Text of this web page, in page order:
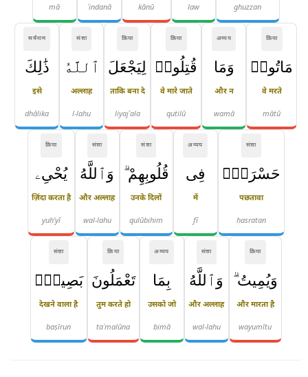
ghuzzan
law
kānū
ʿindanā
mā
क्रिया
مَاتُوا۟
वे मरते
mātū
अव्यय
وَمَا
और न
wamā
क्रिया
قُتِلُوا۟
वे मारे जाते
qutilū
क्रिया
لِيَجْعَلَ
ताकि बना दे
liyajʿala
संज्ञा
ٱللَّهُ
अल्लाह
l-lahu
सर्वनाम
ذَٰلِكَ
इसे
dhālika
संज्ञा
حَسْرَةًۭ
पछतावा
ḥasratan
अव्यय
فِى
में
fī
संज्ञा
قُلُوبِهِمْ ۗ
उनके दिलों
qulūbihim
संज्ञा
وَٱللَّهُ
और अल्लाह
wal-lahu
क्रिया
يُحْىِۦ
ज़िंदा करता है
yuḥ'yī
क्रिया
وَيُمِيتُ ۗ
और मारता है
wayumītu
संज्ञा
وَٱللَّهُ
और अल्लाह
wal-lahu
अव्यय
بِمَا
उसको जो
bimā
क्रिया
تَعْمَلُونَ
तुम करते हो
taʿmalūna
संज्ञा
بَصِيرٌۭ
देखने वाला है
baṣīrun